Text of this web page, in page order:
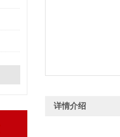
详情介绍